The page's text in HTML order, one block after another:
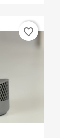
favorite_border